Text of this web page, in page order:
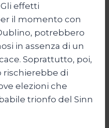
effetti
il momento con
potrebbero
in assenza di un
Soprattutto, poi,
rischierebbe di
elezioni che
trionfo del Sinn